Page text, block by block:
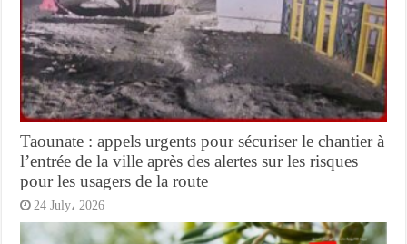
Taounate : appels urgents pour sécuriser le chantier à
l’entrée de la ville après des alertes sur les risques
pour les usagers de la route
24 July، 2026